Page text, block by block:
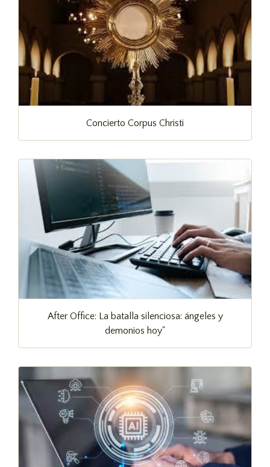
Concierto Corpus Christi
After Office: La batalla silenciosa: ángeles y
demonios hoy"